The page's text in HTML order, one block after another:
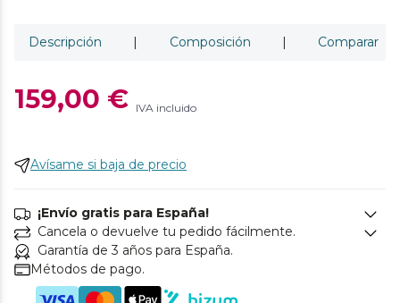
Descripción | Composición | Comparar
159,00 € IVA incluido
Avísame si baja de precio
¡Envío gratis para España!
Cancela o devuelve tu pedido fácilmente.
Garantía de 3 años para España.
Métodos de pago.